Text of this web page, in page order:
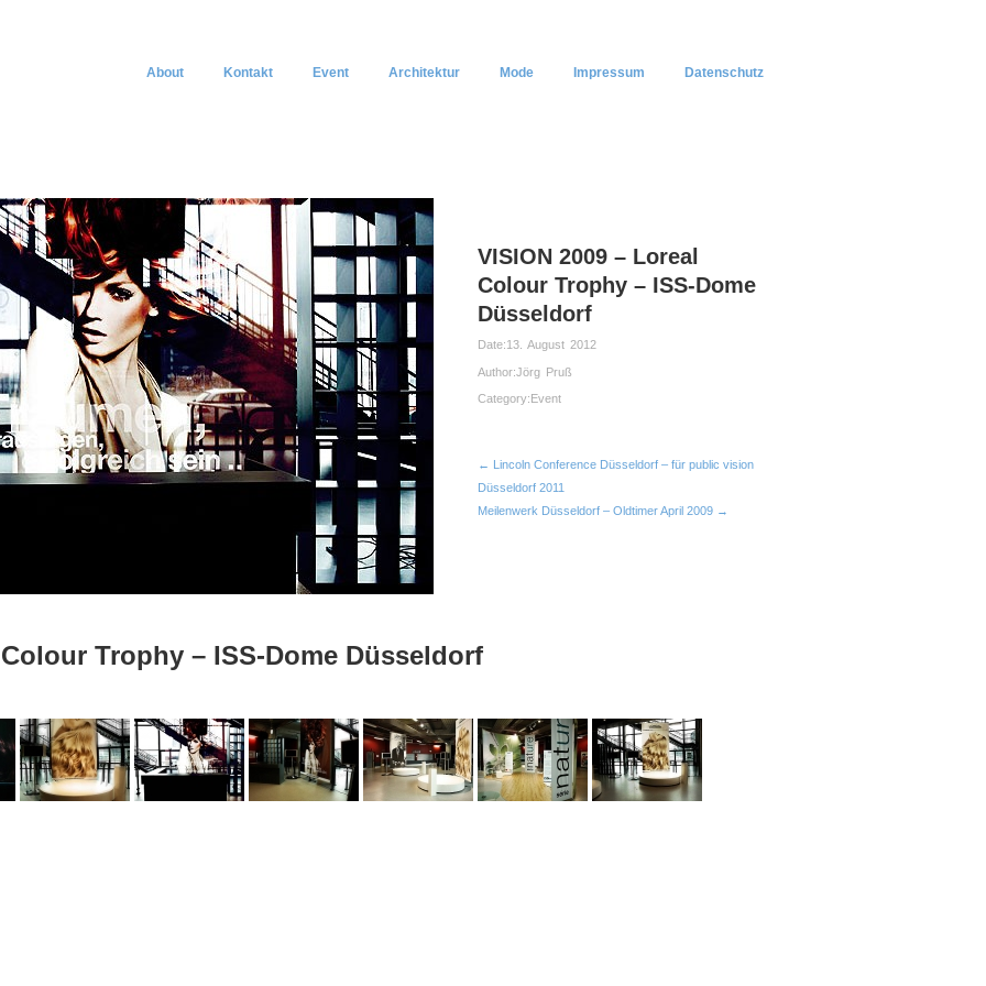
About Kontakt Event Architektur Mode Impressum Datenschutz
VISION 2009 – Loreal
Colour Trophy – ISS-Dome
Düsseldorf
Date:13. August 2012
Author:Jörg Pruß
Category:Event
← Lincoln Conference Düsseldorf – für public vision
Düsseldorf 2011
Meilenwerk Düsseldorf – Oldtimer April 2009 →
Trophy – ISS-Dome Düsseldorf